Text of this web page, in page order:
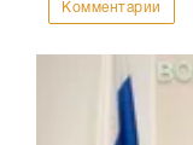
Комментарии